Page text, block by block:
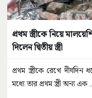
প্রথম স্ত্রীকে নিয়ে
দিলেন দ্বিতীয় স্ত্রী
প্রথম স্ত্রীকে রেখে
মধ্যে তার প্রথম স্ত্রী অন্য এক